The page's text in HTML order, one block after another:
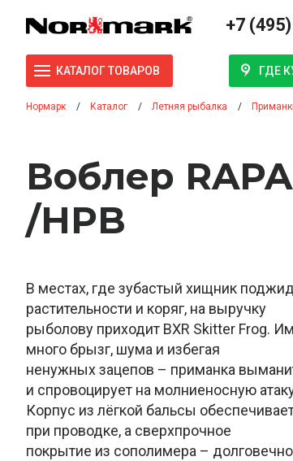
+7
КАТАЛОГ ТОВАРОВ ГДЕ
Нормарк Каталог Летняя рыбалка
Воблер
/HPB
В местах, где зубастый хищник
растительности и коряг, на выручку
рыболову приходит BXR Skitter Frog.
много брызг, шума и избегая
ненужных зацепов – приманка
и спровоцирует на молниеносную
Корпус из лёгкой бальсы
при проводке, а сверхпрочное
покрытие из сополимера –